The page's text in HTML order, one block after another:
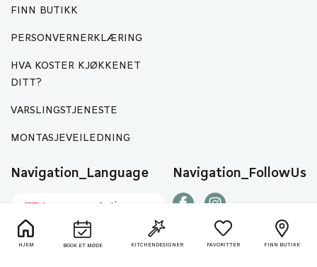
HJEM BOOK ET MØDE KITCHEN DESIGNER FAVORITTER FINN BUTIKK
FINN BUTIKK
PERSONVERNERKLÆRING
HVA KOSTER KJØKKENET
DITT?
VARSLINGSTJENESTE
MONTASJEVEILEDNING
Navigation_Language
Language_Active
Navigation_FollowUs